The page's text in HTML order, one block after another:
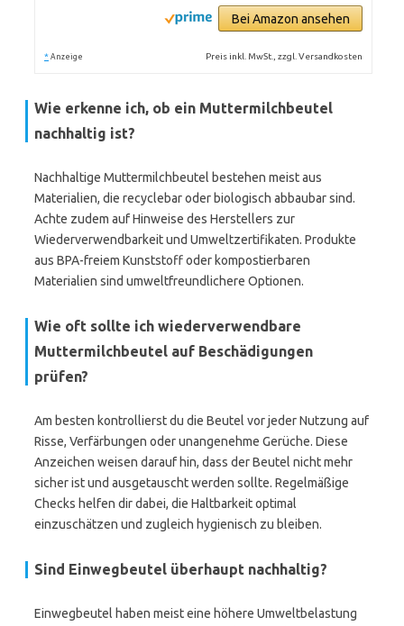
Bei Amazon ansehen
* Anzeige Preis inkl. MwSt., zzgl. Versandkosten
Wie erkenne ich, ob ein Muttermilchbeutel
nachhaltig ist?
Nachhaltige Muttermilchbeutel bestehen meist aus
Materialien, die recyclebar oder biologisch abbaubar sind.
Achte zudem auf Hinweise des Herstellers zur
Wiederverwendbarkeit und Umweltzertifikaten. Produkte
aus BPA-freiem Kunststoff oder kompostierbaren
Materialien sind umweltfreundlichere Optionen.
Wie oft sollte ich wiederverwendbare
Muttermilchbeutel auf Beschädigungen
prüfen?
Am besten kontrollierst du die Beutel vor jeder Nutzung auf
Risse, Verfärbungen oder unangenehme Gerüche. Diese
Anzeichen weisen darauf hin, dass der Beutel nicht mehr
sicher ist und ausgetauscht werden sollte. Regelmäßige
Checks helfen dir dabei, die Haltbarkeit optimal
einzuschätzen und zugleich hygienisch zu bleiben.
Sind Einwegbeutel überhaupt nachhaltig?
Einwegbeutel haben meist eine höhere Umweltbelastung